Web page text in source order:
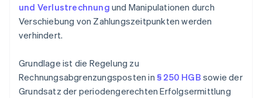
und Verlustrechnung und Manipulationen durch
Verschiebung von Zahlungszeitpunkten werden
verhindert.
Grundlage ist die Regelung zu
Rechnungsabgrenzungsposten in § 250 HGB sowie der
Grundsatz der periodengerechten Erfolgsermittlung